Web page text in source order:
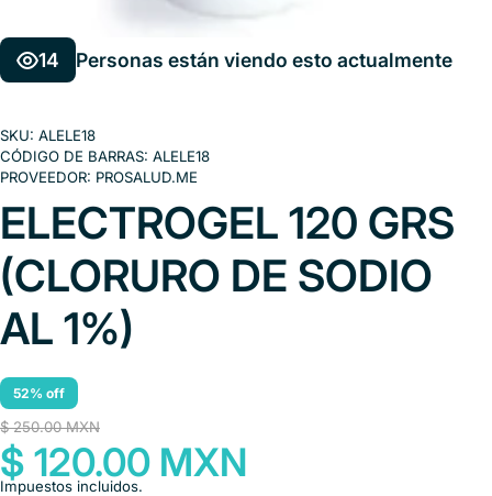
14 Personas están viendo esto actualmente
SKU: ALELE18
CÓDIGO DE BARRAS: ALELE18
PROVEEDOR: PROSALUD.ME
ELECTROGEL 120 GRS
(CLORURO DE SODIO
AL 1%)
52% off
$ 250.00 MXN
$ 120.00 MXN
Impuestos incluidos.